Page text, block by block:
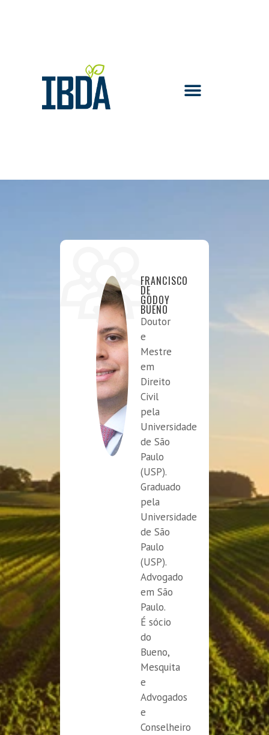
FRANCISCO
DE
GODOY
BUENO
Doutor
e
Mestre
em
Direito
Civil
pela
Universidade
de São
Paulo
(USP).
Graduado
pela
Universidade
de São
Paulo
(USP).
Advogado
em São
Paulo.
É sócio
do
Bueno,
Mesquita
e
Advogados
e
Conselheiro